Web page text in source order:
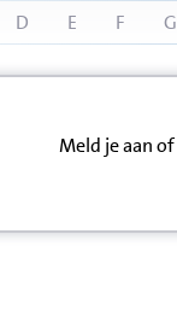
D E F G
Meld je aan